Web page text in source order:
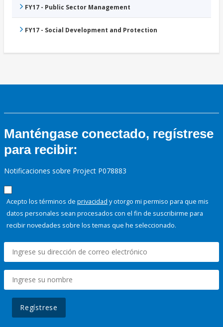
FY17 - Public Sector Management
FY17 - Social Development and Protection
Manténgase conectado, regístrese
para recibir:
Notificaciones sobre Project P078883
Acepto los términos de privacidad y otorgo mi permiso para que mis
datos personales sean procesados con el fin de suscribirme para
recibir novedades sobre los temas que he seleccionado.
Regístrese